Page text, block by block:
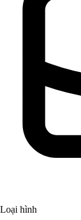
Loại hình